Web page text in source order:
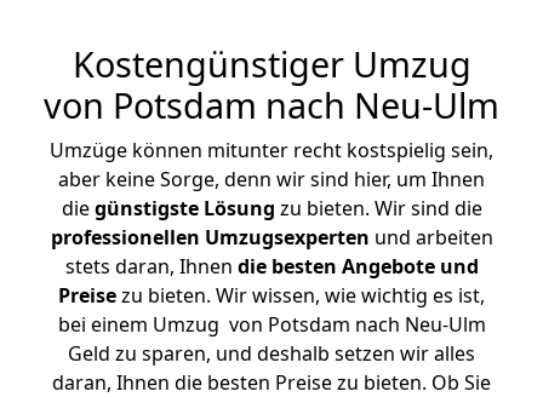
Kostengünstiger Umzug
von Potsdam nach Neu-Ulm
Umzüge können mitunter recht kostspielig sein,
aber keine Sorge, denn wir sind hier, um Ihnen
diegünstigste Lösung zu bieten. Wir sind die
professionellen Umzugsexperten und arbeiten
stets daran, Ihnen die besten Angebote und
Preisezu bieten. Wir wissen, wie wichtig es ist,
bei einem Umzug von Potsdam nach Neu-Ulm
Geld zu sparen, und deshalb setzen wir alles
daran, Ihnen die besten Preise zu bieten. Ob Sie